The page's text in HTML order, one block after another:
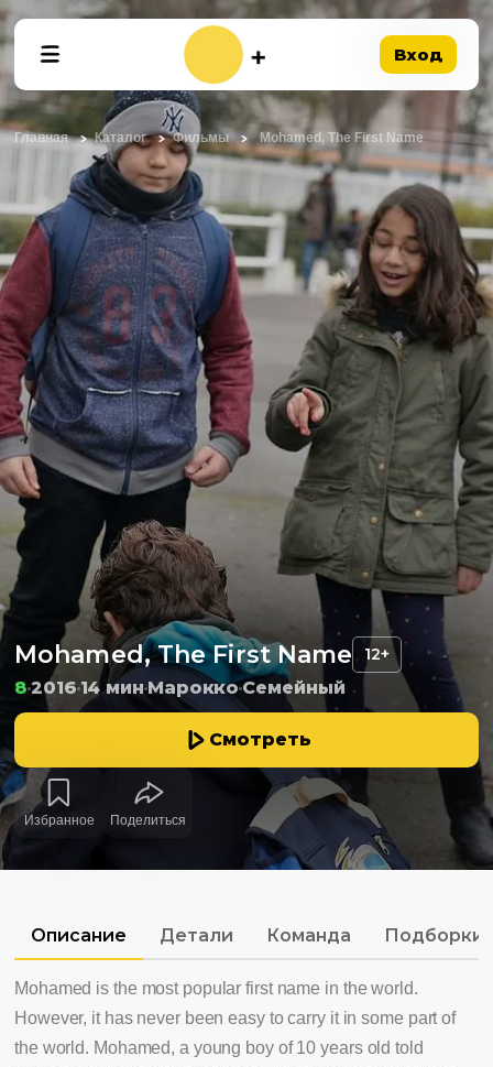
Вход
Главная Каталог Фильмы Mohamed, The First Name
Mohamed, The First Name 12+
8 201614 минМароккоСемейный
Смотреть
Избранное Поделиться
Описание Детали Команда Подборки
Mohamed is the most popular first name in the world.
However, it has never been easy to carry it in some part of
the world. Mohamed, a young boy of 10 years old told